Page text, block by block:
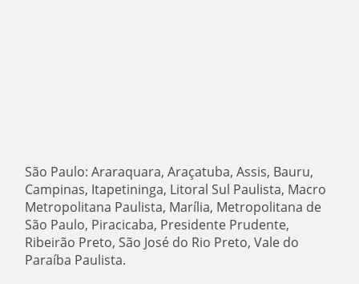
São Paulo: Araraquara, Araçatuba, Assis, Bauru,
Campinas, Itapetininga, Litoral Sul Paulista, Macro
Metropolitana Paulista, Marília, Metropolitana de
São Paulo, Piracicaba, Presidente Prudente,
Ribeirão Preto, São José do Rio Preto, Vale do
Paraíba Paulista.